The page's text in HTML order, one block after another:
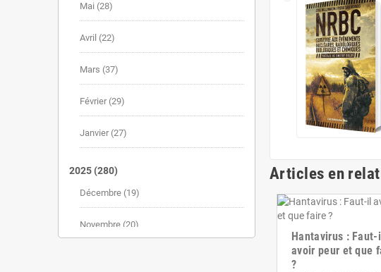
Mai (28)
Avril (22)
Mars (37)
Février (29)
Janvier (27)
2025 (280)
Décembre (19)
Novembre (20)
Articles en
Hantavirus : Faut-
avoir peur et que
?